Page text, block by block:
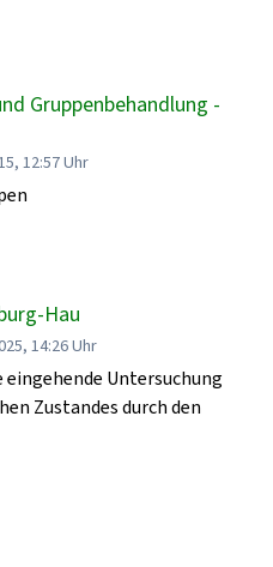
Gruppenbehandlung -
12:57 Uhr
Hau
14:26 Uhr
Untersuchung
Zustandes durch den